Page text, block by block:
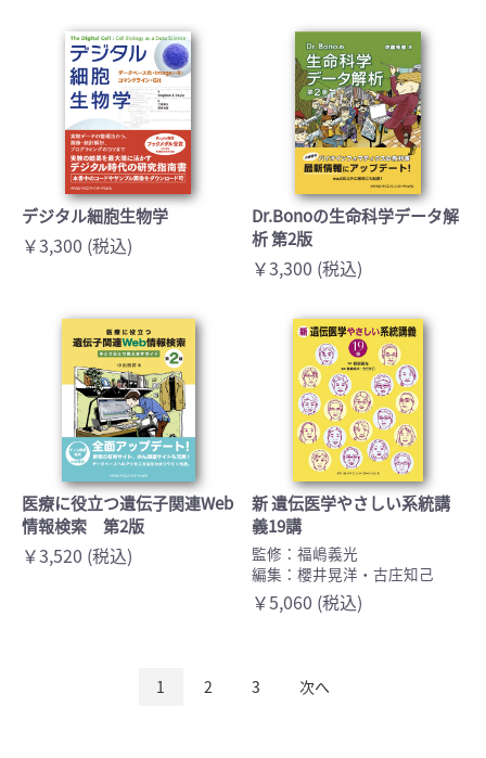
デジタル細胞生物学
￥3,300 (税込)
Dr.Bonoの生命科学データ解
析 第2版
￥3,300 (税込)
医療に役立つ遺伝子関連Web
情報検索 第2版
￥3,520 (税込)
新 遺伝医学やさしい系統講
義19講
監修：福嶋義光
編集：櫻井晃洋・古庄知己
￥5,060 (税込)
1 2 3 次へ